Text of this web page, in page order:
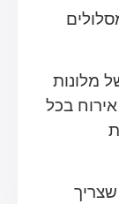
מלונות
אירוח בכל